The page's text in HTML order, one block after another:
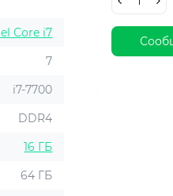
Core i7
7
i7-7700
DDR4
16 ГБ
64 ГБ